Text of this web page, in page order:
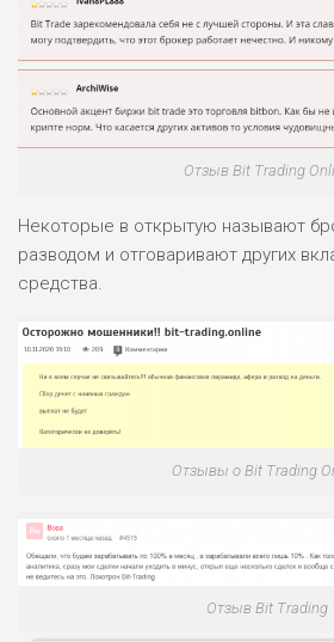
Отзыв Bit Trading
Некоторые в открытую называют
разводом и отговаривают других
средства.
Отзывы о Bit Trading
Отзыв Bit Trading